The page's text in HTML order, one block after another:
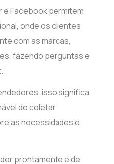
Facebook permitem
onde os clientes
com as marcas,
fazendo perguntas e
isso significa
de coletar
as necessidades e
prontamente e de